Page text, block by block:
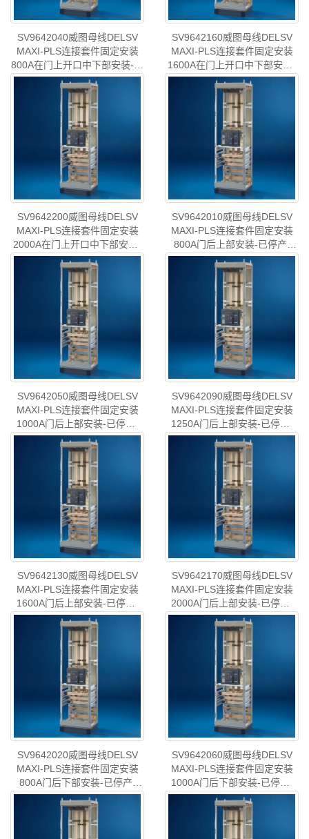
SV9642040威图母线DELSV
MAXI-PLS连接套件固定安装
800A在门上开口中下部安装-已
停产-rittal威图机柜威图空调维
修威图电柜威图风扇威图PDU
威图配件威图售后SV9642.040
:威图母线DELS..
SV9642160威图母线DELSV
MAXI-PLS连接套件固定安装
1600A在门上开口中下部安装-
已停产-rittal威图机柜威图空调
维修威图电柜威图风扇威图
PDU威图配件威图售后
SV9642.160
:威图母线DELS..
SV9642200威图母线DELSV
MAXI-PLS连接套件固定安装
2000A在门上开口中下部安装-
已停产-rittal威图机柜威图空调
维修威图电柜威图风扇威图
PDU威图配件威图售后
SV9642.200
:威图母线DELS..
SV9642010威图母线DELSV
MAXI-PLS连接套件固定安装
800A门后上部安装-已停产-
rittal威图机柜威图空调维修威
图电柜威图风扇威图PDU威图
配件威图售后SV9642.010
:威图母线DELS..
SV9642050威图母线DELSV
MAXI-PLS连接套件固定安装
1000A门后上部安装-已停产-
rittal威图机柜威图空调维修威
图电柜威图风扇威图PDU威图
配件威图售后SV9642.050
:威图母线DELS..
SV9642090威图母线DELSV
MAXI-PLS连接套件固定安装
1250A门后上部安装-已停产-
rittal威图机柜威图空调维修威
图电柜威图风扇威图PDU威图
配件威图售后SV9642.090
:威图母线DELS..
SV9642130威图母线DELSV
MAXI-PLS连接套件固定安装
1600A门后上部安装-已停产-
rittal威图机柜威图空调维修威
图电柜威图风扇威图PDU威图
配件威图售后SV9642.130
:威图母线DELS..
SV9642170威图母线DELSV
MAXI-PLS连接套件固定安装
2000A门后上部安装-已停产-
rittal威图机柜威图空调维修威
图电柜威图风扇威图PDU威图
配件威图售后SV9642.170
:威图母线DELS..
SV9642020威图母线DELSV
MAXI-PLS连接套件固定安装
800A门后下部安装-已停产-
rittal威图机柜威图空调维修威
图电柜威图风扇威图PDU威图
配件威图售后SV9642.020
型号:威图母线DELS..
SV9642060威图母线DELSV
MAXI-PLS连接套件固定安装
1000A门后下部安装-已停产-
rittal威图机柜威图空调维修威
图电柜威图风扇威图PDU威图
配件威图售后SV9642.060
型号:威图母线DELS..